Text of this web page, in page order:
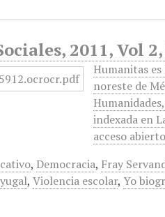
2011, Vol
Humanitas
noreste de
indexada en
acceso
, Democracia, Fray
,Violencia escolar,Yo